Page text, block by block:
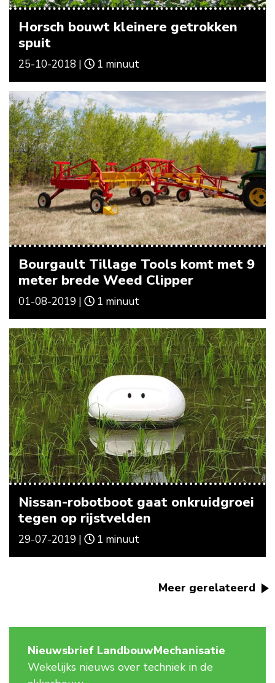
Horsch bouwt kleinere getrokken
spuit
25-10-2018 | 1 minuut
Bourgault Tillage Tools komt met 9
meter brede Weed Clipper
01-08-2019 | 1 minuut
Nissan-robotboot gaat onkruidgroei
tegen op rijstvelden
29-07-2019 | 1 minuut
Meer gerelateerd
Nieuwsbrief LandbouwMechanisatie
Wekelijks nieuws over techniek in de